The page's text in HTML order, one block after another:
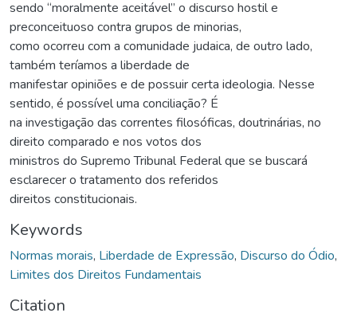
sendo “moralmente aceitável” o discurso hostil e
preconceituoso contra grupos de minorias,
como ocorreu com a comunidade judaica, de outro lado,
também teríamos a liberdade de
manifestar opiniões e de possuir certa ideologia. Nesse
sentido, é possível uma conciliação? É
na investigação das correntes filosóficas, doutrinárias, no
direito comparado e nos votos dos
ministros do Supremo Tribunal Federal que se buscará
esclarecer o tratamento dos referidos
direitos constitucionais.
Keywords
Normas morais, Liberdade de Expressão, Discurso do Ódio,
Limites dos Direitos Fundamentais
Citation